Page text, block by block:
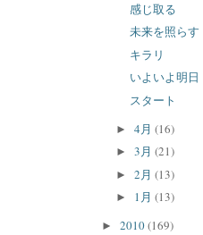
感じ取る
未来を照らす
キラリ
いよいよ明日
スタート
► 4月 (16)
► 3月 (21)
► 2月 (13)
► 1月 (13)
► 2010(169)